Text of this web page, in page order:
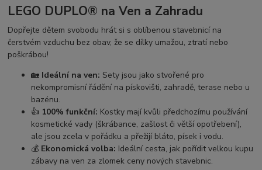
LEGO DUPLO® na Ven a Zahradu
Dopřejte dětem svobodu hrát si s oblíbenou stavebnicí na
čerstvém vzduchu bez obav, že se dílky umažou, ztratí nebo
poškrábou!
🏡 Ideální na ven: Sety jsou jako stvořené pro
nekompromisní řádění na pískovišti, zahradě, terase nebo u
bazénu.
👍 100% funkční: Kostky mají kvůli předchozímu používání
kosmetické vady (škrábance, zašlost či větší opotřebení),
ale jsou zcela v pořádku a přežijí bláto, písek i vodu.
💰 Ekonomická volba: Ideální cesta, jak pořídit velkou kupu
zábavy na ven za zlomek ceny nových stavebnic.